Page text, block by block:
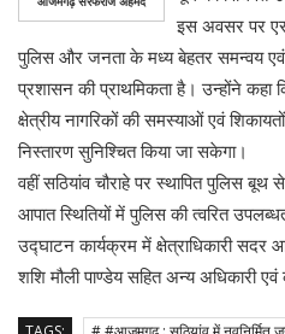
इस अवसर पर
पुलिस और जनता के मध्य बेहतर समन्वय एवं
प्रशासन की प्राथमिकता है। उन्होंने
क्षेत्रीय नागरिकों की समस्याओं एवं शिकायतों
निस्तारण सुनिश्चित किया जा सकेगा।
वहीं सठियांव चौराहे पर स्थापित पुलिस बूथ
आपात स्थितियों में पुलिस की त्वरित
उद्घाटन कार्यक्रम में क्षेत्राधिकारी सदर
शशि मौली पाण्डेय सहित अन्य अधिकारी एवं